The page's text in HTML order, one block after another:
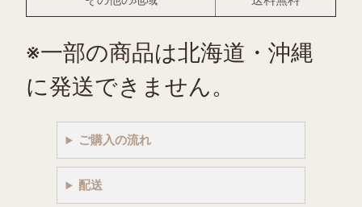
※一部の商品は北海道・沖縄
に発送できません。
ご購入の流れ
配送